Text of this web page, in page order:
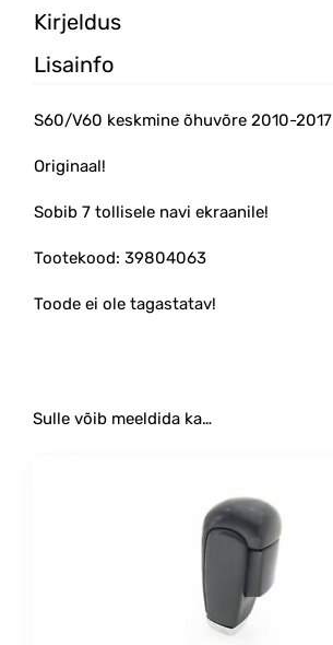
Kirjeldus
Lisainfo
S60/V60 keskmine õhuvõre 2010-2017
Originaal!
Sobib 7 tollisele navi ekraanile!
Tootekood: 39804063
Toode ei ole tagastatav!
Sulle võib meeldida ka…